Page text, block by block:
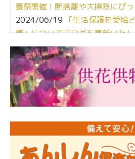
養祭開催！断捨離や大掃除にぴ
2024/06/19 「生活保護を受給
儀」についてブログを更新いた
2024/03/06【終活なるほど教
ぶ！はじめてのお葬式」小さな
瀬 ご参加ありがとうございま
2024/01/19令和6年能登半島
告
人形供養 寄付のご
2023/12/16終活なるほど教室
ス®上鶴間 エンディングノート